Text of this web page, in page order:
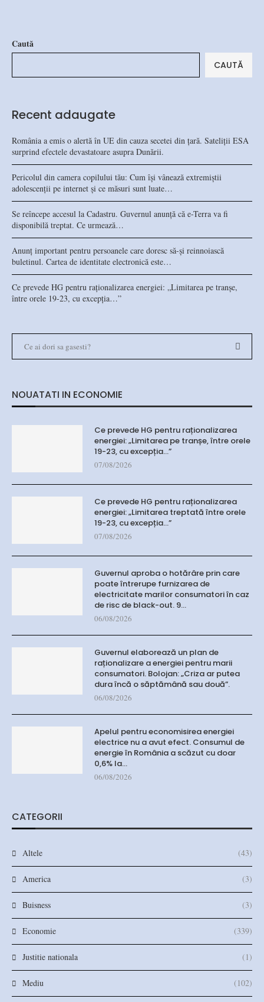
Caută
CAUTĂ
Recent adaugate
România a emis o alertă în UE din cauza secetei din țară. Sateliții ESA
surprind efectele devastatoare asupra Dunării.
Pericolul din camera copilului tău: Cum își vânează extremiștii
adolescenții pe internet și ce măsuri sunt luate…
Se reîncepe accesul la Cadastru. Guvernul anunță că e-Terra va fi
disponibilă treptat. Ce urmează…
Anunț important pentru persoanele care doresc să-și reinnoiască
buletinul. Cartea de identitate electronică este…
Ce prevede HG pentru raționalizarea energiei: „Limitarea pe tranșe,
între orele 19-23, cu excepția…”
NOUATATI IN ECONOMIE
Ce prevede HG pentru raționalizarea
energiei: „Limitarea pe tranșe, între orele
19-23, cu excepția…”
07/08/2026
Ce prevede HG pentru raționalizarea
energiei: „Limitarea treptată între orele
19-23, cu excepția…”
07/08/2026
Guvernul aproba o hotărâre prin care
poate întrerupe furnizarea de
electricitate marilor consumatori în caz
de risc de black-out. 9…
06/08/2026
Guvernul elaborează un plan de
raționalizare a energiei pentru marii
consumatori. Bolojan: „Criza ar putea
dura încă o săptămână sau două”.
06/08/2026
Apelul pentru economisirea energiei
electrice nu a avut efect. Consumul de
energie în România a scăzut cu doar
0,6% la…
06/08/2026
CATEGORII
Altele (43)
America (3)
Buisness (3)
Economie (339)
Justitie nationala (1)
Mediu (102)